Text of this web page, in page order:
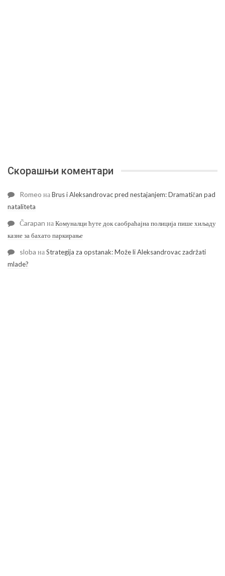
Скорашњи коментари
Romeo наBrus i Aleksandrovac pred nestajanjem: Dramatičan pad
nataliteta
Čarapan наКомуналци ћуте док саобраћајна полиција пише хиљаду
казне за бахато паркирање
sloba наStrategija za opstanak: Može li Aleksandrovac zadržati
mlade?